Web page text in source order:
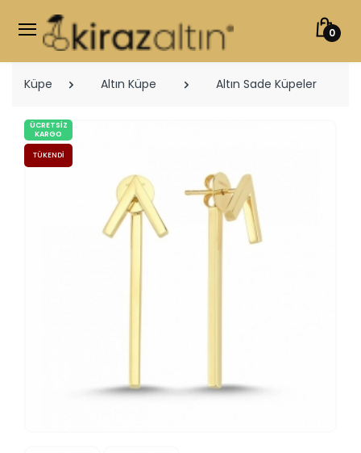
0
Küpe Altın Küpe Altın Sade Küpeler
ÜCRETSIZ
KARGO
TÜKENDI